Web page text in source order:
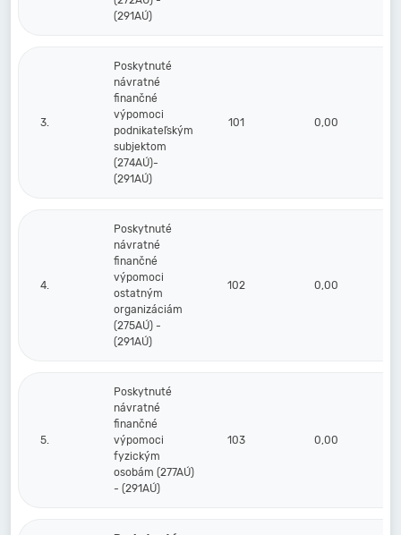
(291AÚ)
3.
Poskytnuté
návratné
finančné
výpomoci
podnikateľským
subjektom
(274AÚ)-
(291AÚ)
101 0,00
4.
Poskytnuté
návratné
finančné
výpomoci
ostatným
organizáciám
(275AÚ) -
(291AÚ)
102 0,00
5.
Poskytnuté
návratné
finančné
výpomoci
fyzickým
osobám (277AÚ)
- (291AÚ)
103 0,00